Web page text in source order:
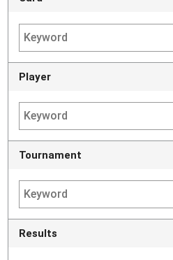
Player
Tournament
Results